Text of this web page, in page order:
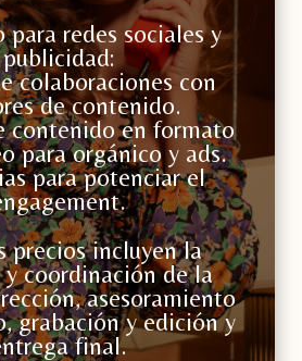
redes sociales y
publicidad:
colaboraciones con
de contenido.
contenido en formato
para orgánico y ads.
para potenciar el
precios incluyen la
y coordinación de la
asesoramiento
grabación y edición y
final.